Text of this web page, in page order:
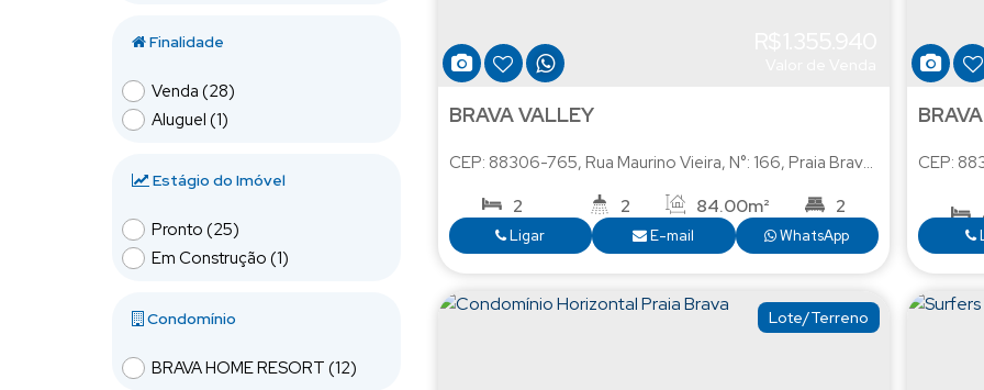
Itajaí (36)
Fazenda (5)
Fazendinha (3)
Centro (2)
Rio Pequeno (5)
São Francisco de Assis (3)
Finalidade
Venda (28)
Aluguel (1)
Estágio do Imóvel
Pronto (25)
Em Construção (1)
Condomínio
BRAVA HOME RESORT (12)
BRAVA VALLEY
CEP: 88306-765, Rua Maurino Vieira, N°: 166, Praia Brava Itajaí,Santa
2 2 84.00m²
2
1
Ligar E-mail WhatsApp
CEP:
Lote/Terreno